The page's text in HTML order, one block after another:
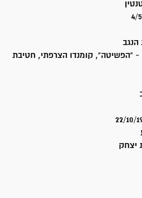
- "הפשיטה", קומנדו הצרפתי, חטיבת
יצחק